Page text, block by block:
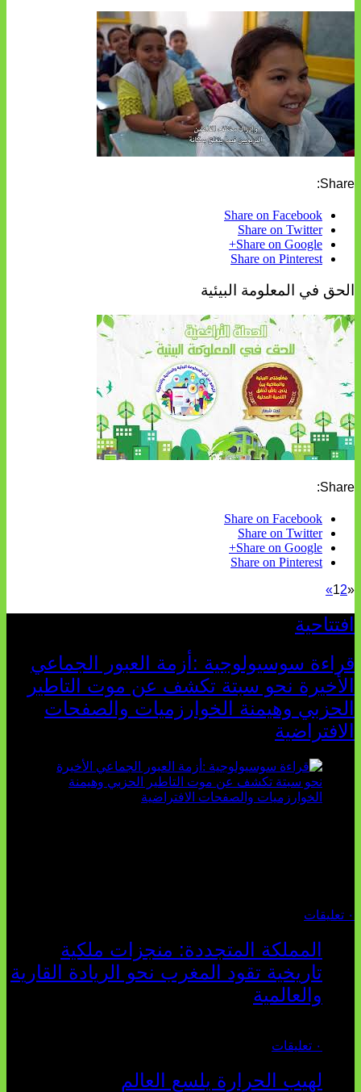
Share:
Share on Facebook
Share on Twitter
Share on Google+
Share on Pinterest
الحق في المعلومة البيئية
Share:
Share on Facebook
Share on Twitter
Share on Google+
Share on Pinterest
«
12
»
افتتاحية
قراءة سوسيولوجية :أزمة العبور الجماعي
الأخيرة نحو سبتة تكشف عن موت التاطير
الحزبي وهيمنة الخوارزميات والصفحات
الافتراضية
٠ تعليقات
المملكة المتجددة: منجزات ملكية
تاريخية تقود المغرب نحو الريادة القارية
والعالمية
٠ تعليقات
لهيب الحرارة يلسع العالم